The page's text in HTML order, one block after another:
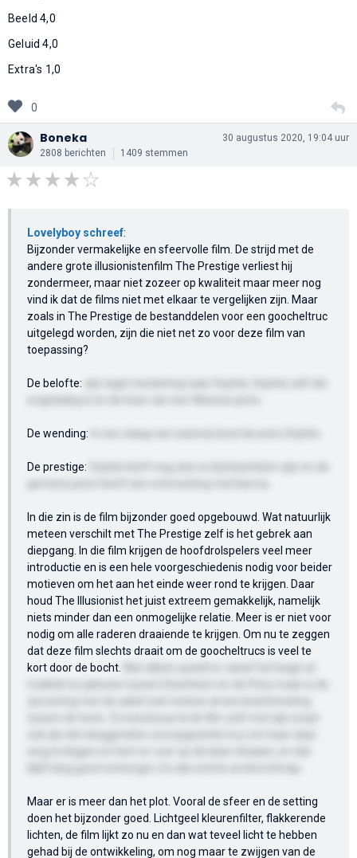
Beeld 4,0
Geluid 4,0
Extra's 1,0
0
Boneka
2808 berichten 1409 stemmen
30 augustus 2020, 19:04 uur
Lovelyboy schreef:
Bijzonder vermakelijke en sfeervolle film. De strijd met de
andere grote illusionistenfilm The Prestige verliest hij
zondermeer, maar niet zozeer op kwaliteit maar meer nog
vind ik dat de films niet met elkaar te vergelijken zijn. Maar
zoals in The Prestige de bestanddelen voor een goocheltruc
uitgelegd worden, zijn die niet net zo voor deze film van
toepassing?
De belofte:
De wending:
De prestige:
In die zin is de film bijzonder goed opgebouwd. Wat natuurlijk
meteen verschilt met The Prestige zelf is het gebrek aan
diepgang. In die film krijgen de hoofdrolspelers veel meer
introductie en is een hele voorgeschiedenis nodig voor beider
motieven om het aan het einde weer rond te krijgen. Daar
houd The Illusionist het juist extreem gemakkelijk, namelijk
niets minder dan een onmogelijke relatie. Meer is er niet voor
nodig om alle raderen draaiende te krijgen. Om nu te zeggen
dat deze film slechts draait om de goocheltrucs is veel te
kort door de bocht.
Maar er is meer dan het plot. Vooral de sfeer en de setting
doen het bijzonder goed. Lichtgeel kleurenfilter, flakkerende
lichten, de film lijkt zo nu en dan wat teveel licht te hebben
gehad bij de ontwikkeling, om nog maar te zwijgen van de